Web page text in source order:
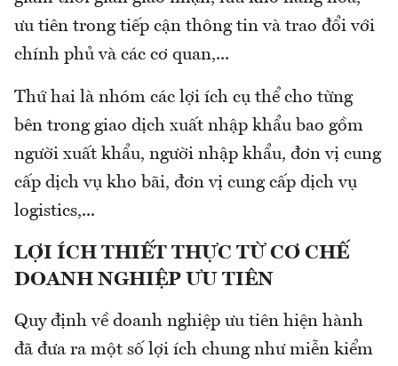
ưu tiên trong tiếp cận thông tin và trao đổi với
chính phủ và các cơ quan,...
Thứ hai là nhóm các lợi ích cụ thể cho từng
bên trong giao dịch xuất nhập khẩu bao gồm
người xuất khẩu, người nhập khẩu, đơn vị cung
cấp dịch vụ kho bãi, đơn vị cung cấp dịch vụ
logistics,...
LỢI ÍCH THIẾT THỰC TỪ CƠ CHẾ
DOANH NGHIỆP ƯU TIÊN
Quy định về doanh nghiệp ưu tiên hiện hành
đã đưa ra một số lợi ích chung như miễn kiểm